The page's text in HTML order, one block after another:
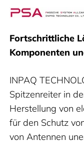
Inpaq
Fortschrittliche
Komponenten
INPAQ
Spitzenreiter in
Herstellung von
für den Schutz
von Antennen